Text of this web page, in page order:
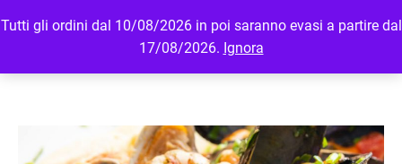
Tutti gli ordini dal 10/08/2026 in poi saranno evasi a partire dal
17/08/2026. Ignora
MENU LOGIN